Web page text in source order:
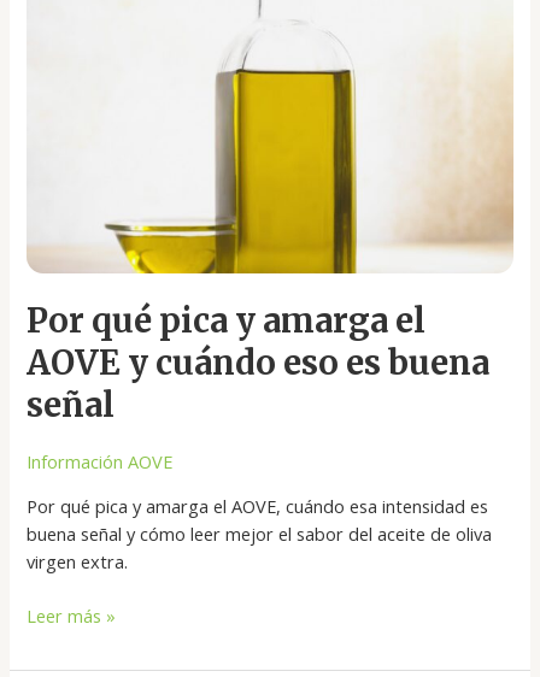
Por qué pica y amarga el
AOVE y cuándo eso es buena
señal
Información AOVE
Por qué pica y amarga el AOVE, cuándo esa intensidad es
buena señal y cómo leer mejor el sabor del aceite de oliva
virgen extra.
señal
Leer más »